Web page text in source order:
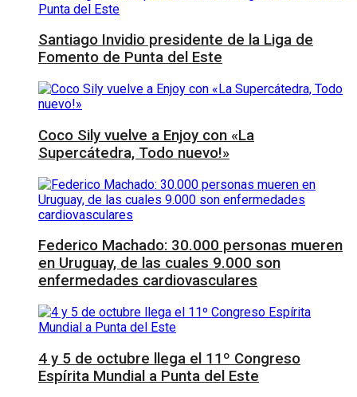
Santiago Invidio presidente de la Liga de
Fomento de Punta del Este
Coco Sily vuelve a Enjoy con «La
Supercátedra, Todo nuevo!»
Federico Machado: 30.000 personas mueren
en Uruguay, de las cuales 9.000 son
enfermedades cardiovasculares
4 y 5 de octubre llega el 11º Congreso
Espírita Mundial a Punta del Este